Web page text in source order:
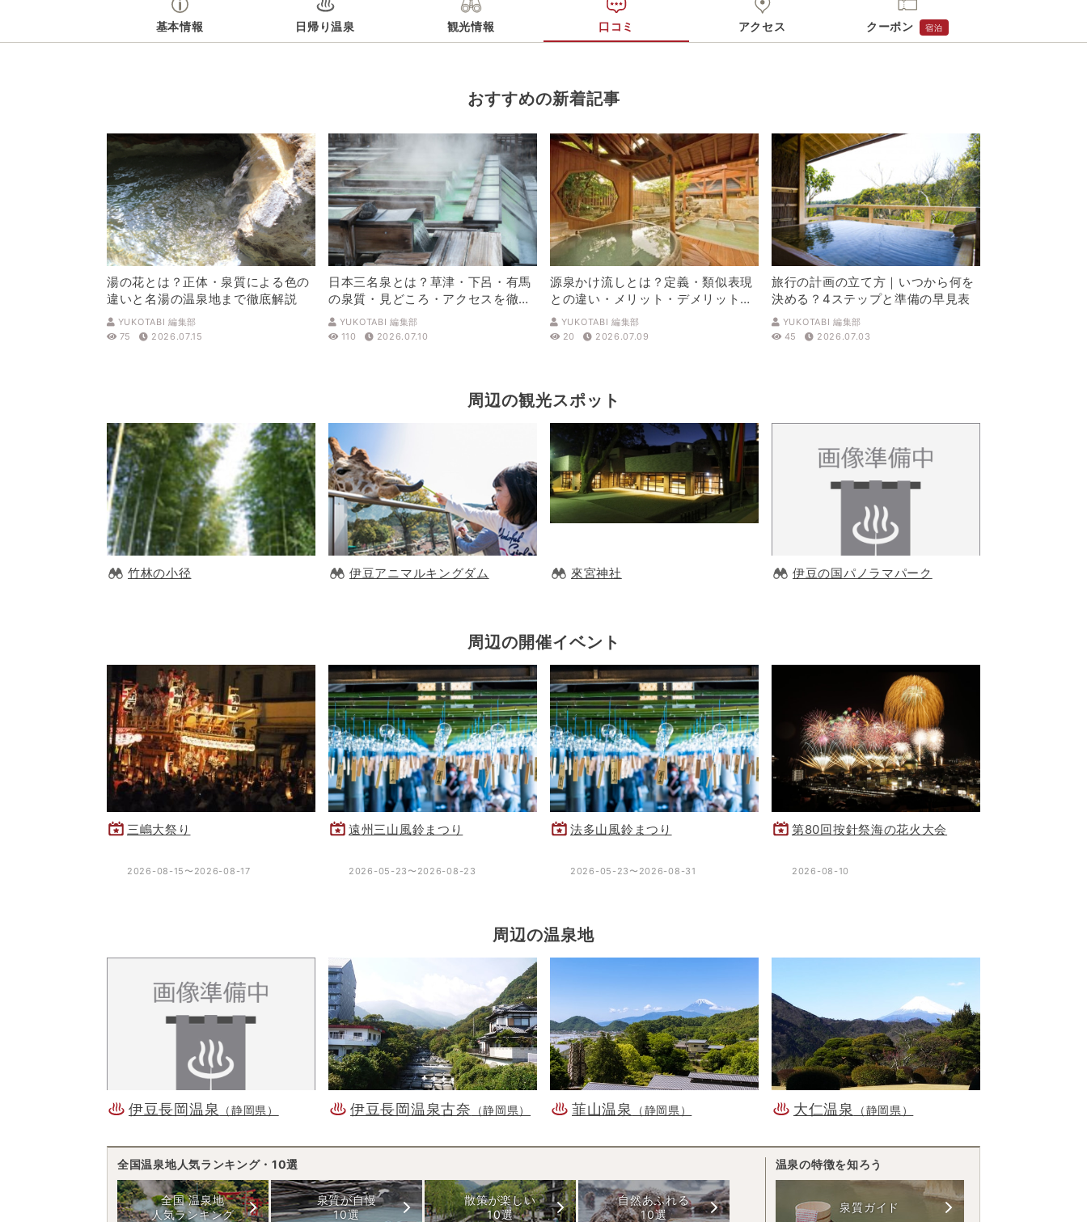
基本情報 日帰り温泉 観光情報 口コミ アクセス クーポン 宿泊
おすすめの新着記事
湯の花とは？正体・泉質による色の
違いと名湯の温泉地まで徹底解説
YUKOTABI 編集部
75
2026.07.15
日本三名泉とは？草津・下呂・有馬
の泉質・見どころ・アクセスを徹底
解説
YUKOTABI 編集部
110
2026.07.10
源泉かけ流しとは？定義・類似表現
との違い・メリット・デメリットを
解説
YUKOTABI 編集部
20
2026.07.09
旅行の計画の立て方｜いつから何を
決める？4ステップと準備の早見表
YUKOTABI 編集部
45
2026.07.03
周辺の観光スポット
竹林の小径 伊豆アニマルキングダム 來宮神社 伊豆の国パノラマパーク
周辺の開催イベント
三嶋大祭り
2026-08-15〜2026-08-17
遠州三山風鈴まつり
2026-05-23〜2026-08-23
法多山風鈴まつり
2026-05-23〜2026-08-31
第80回按針祭海の花火大会
2026-08-10
周辺の温泉地
伊豆長岡温泉 （静岡県） 伊豆長岡温泉古奈 （静岡県） 韮山温泉 （静岡県） 大仁温泉 （静岡県）
全国温泉地人気ランキング・10選
全国 温泉地
人気ランキング
泉質が自慢
10選
散策が楽しい
10選
自然あふれる
10選
温泉の特徴を知ろう
泉質ガイド